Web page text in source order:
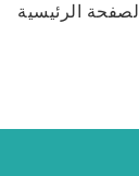
الصفحة الرئيسية